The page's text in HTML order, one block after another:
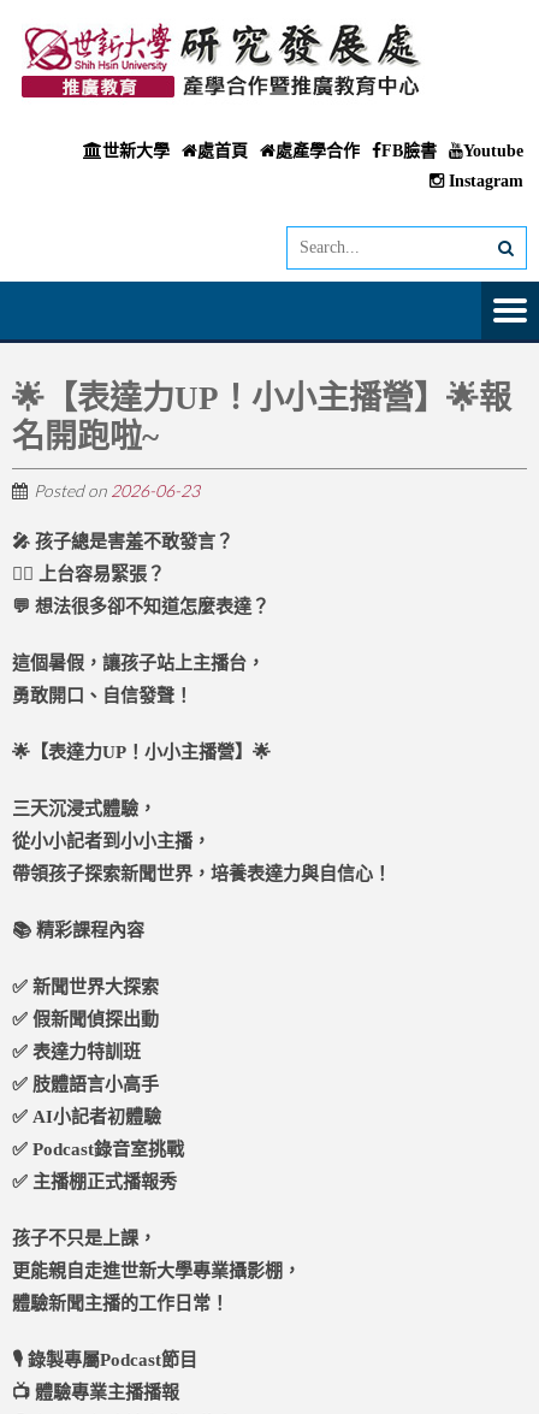
世新大學 處首頁 處產學合作 FB臉書
Youtube
Instagram
🌟【表達力UP！小小主播營】🌟報
名開跑啦~
Posted on 2026-06-23
🎤 孩子總是害羞不敢發言？
🙋‍♀️ 上台容易緊張？
💬 想法很多卻不知道怎麼表達？
這個暑假，讓孩子站上主播台，
勇敢開口、自信發聲！
🌟【表達力UP！小小主播營】🌟
三天沉浸式體驗，
從小小記者到小小主播，
帶領孩子探索新聞世界，培養表達力與自信心！
📚 精彩課程內容
✅ 新聞世界大探索
✅ 假新聞偵探出動
✅ 表達力特訓班
✅ 肢體語言小高手
✅ AI小記者初體驗
✅ Podcast錄音室挑戰
✅ 主播棚正式播報秀
孩子不只是上課，
更能親自走進世新大學專業攝影棚，
體驗新聞主播的工作日常！
🎙 錄製專屬Podcast節目
📺 體驗專業主播播報